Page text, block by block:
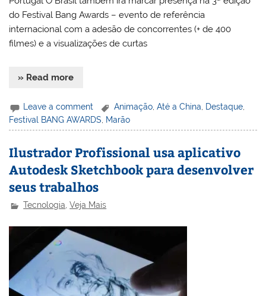
do Festival Bang Awards – evento de referência
internacional com a adesão de concorrentes (+ de 400
filmes) e a visualizações de curtas
» Read more
Leave a comment Animação,Até a China, Destaque,
Festival BANG AWARDS
Marão
Ilustrador Profissional usa aplicativo
Autodesk Sketchbook para desenvolver
seus trabalhos
Tecnologia,Veja Mais